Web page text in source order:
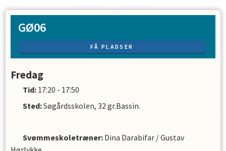
GØ06
FÅ PLADSER
Fredag
Tid: 17:20 - 17:50
Sted:Søgårdsskolen, 32 gr.Bassin.
Svømmeskoletræner: Dina Darabifar /Gustav